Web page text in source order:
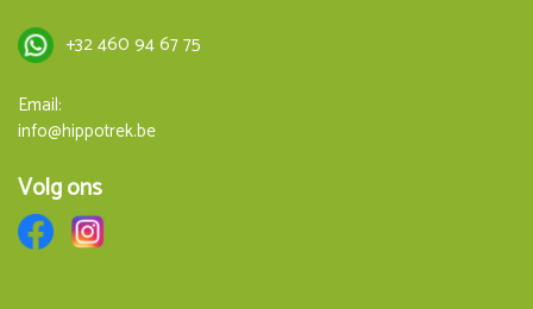
+32 460 94 67 75
Email:
info@hippotrek.be
Volg ons